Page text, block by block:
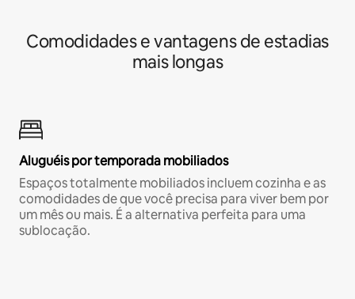
Comodidades e vantagens de estadias
mais longas
Aluguéis por temporada mobiliados
Espaços totalmente mobiliados incluem cozinha e as
comodidades de que você precisa para viver bem por
um mês ou mais. É a alternativa perfeita para uma
sublocação.